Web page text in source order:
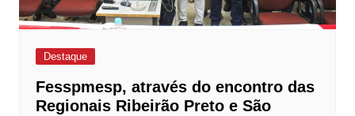
Destaque
Fesspmesp, através do encontro das
Regionais Ribeirão Preto e São